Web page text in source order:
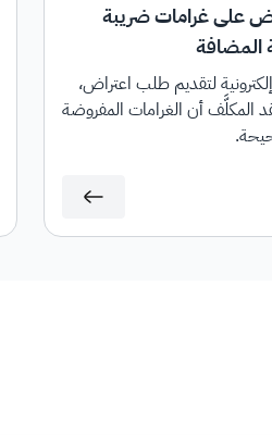
على غرامات ضريبة
المضافة
لتقديم طلب اعتراض،
المكلَّف أن الغرامات المفروضة